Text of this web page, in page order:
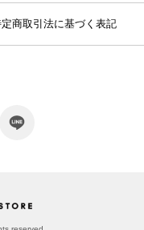
商取引法に基づく表記